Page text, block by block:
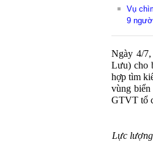
Vụ
9
Ngày 4/
Lưu) cho
hợp tìm
vùng
GTVT tổ
Lực